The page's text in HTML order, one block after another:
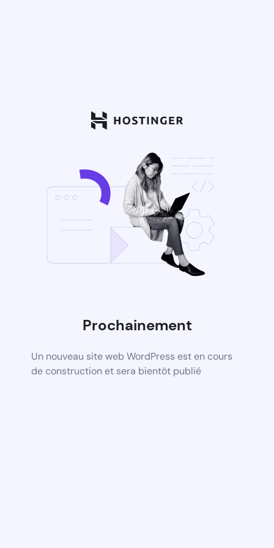
Prochainement
Un nouveau site web WordPress est en cours
de construction et sera bientôt publié